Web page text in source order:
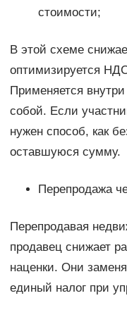
стоимости;
В этой схеме
оптимизируется
Применяется
собой. Если
нужен способ, как
оставшуюся сумму.
Перепродажа
Перепродавая
продавец снижает
наценки. Они
единый налог при